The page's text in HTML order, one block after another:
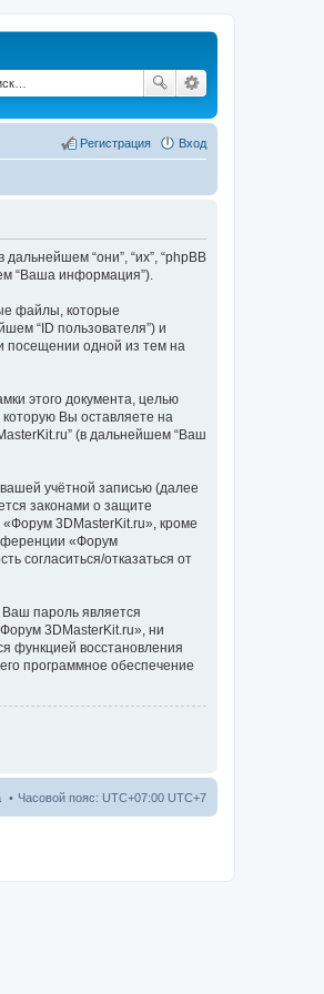
Вход
Регистрация
“они”, “их”, “phpBB
“Ваша информация”).
файлы, которые
“ID пользователя”) и
посещении одной из тем на
этого документа, целью
Вы оставляете на
(в дальнейшем “Ваш
учётной записью (далее
законами о защите
3DMasterKit.ru», кроме
«Форум
согласиться/отказаться от
пароль является
3DMasterKit.ru», ни
функцией восстановления
программное обеспечение
Часовой пояс: UTC+07:00 UTC+7